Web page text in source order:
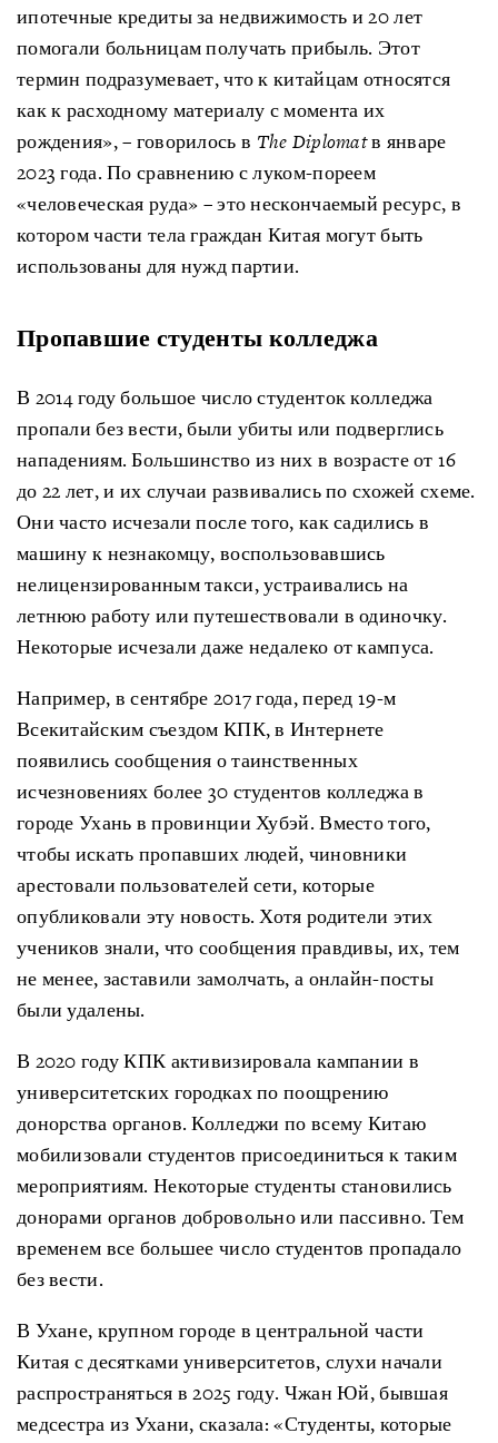
ипотечные кредиты за недвижимость и 20 лет
помогали больницам получать прибыль. Этот
термин подразумевает, что к китайцам относятся
как к расходному материалу с момента их
рождения», – говорилось в The Diplomatв январе
2023 года. По сравнению с луком-пореем
«человеческая руда» – это нескончаемый ресурс, в
котором части тела граждан Китая могут быть
использованы для нужд партии.
Пропавшие студенты колледжа
В 2014 году большое число студенток колледжа
пропали без вести, были убиты или подверглись
нападениям. Большинство из них в возрасте от 16
до 22 лет, и их случаи развивались по схожей схеме.
Они часто исчезали после того, как садились в
машину к незнакомцу, воспользовавшись
нелицензированным такси, устраивались на
летнюю работу или путешествовали в одиночку.
Некоторые исчезали даже недалеко от кампуса.
Например, в сентябре 2017 года, перед 19-м
Всекитайским съездом КПК, в Интернете
появились сообщения о таинственных
исчезновениях более 30 студентов колледжа в
городе Ухань в провинции Хубэй. Вместо того,
чтобы искать пропавших людей, чиновники
арестовали пользователей сети, которые
опубликовали эту новость. Хотя родители этих
учеников знали, что сообщения правдивы, их, тем
не менее, заставили замолчать, а онлайн-посты
были удалены.
В 2020 году КПК активизировала кампании в
университетских городках по поощрению
донорства органов. Колледжи по всему Китаю
мобилизовали студентов присоединиться к таким
мероприятиям. Некоторые студенты становились
донорами органов добровольно или пассивно. Тем
временем все большее число студентов пропадало
без вести.
В Ухане, крупном городе в центральной части
Китая с десятками университетов, слухи начали
распространяться в 2025 году. Чжан Юй, бывшая
медсестра из Ухани, сказала: «Студенты, которые